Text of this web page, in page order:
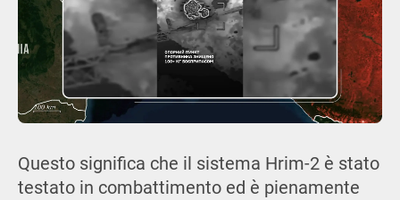
Questo significa che il sistema Hrim-2 è stato
testato in combattimento ed è pienamente